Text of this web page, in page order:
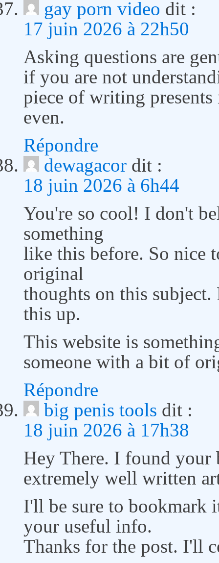
gay porn video dit :
17 juin 2026 à 22h50
Asking questions are
if you are not
piece of writing
even.
Répondre
dewagacor dit :
18 juin 2026 à 6h44
You're so cool! I don't
something
like this before. So nice
original
thoughts on this
this up.
This website is
someone with a bit of
Répondre
big penis tools dit :
18 juin 2026 à 17h38
Hey There. I found your
extremely well written
I'll be sure to bookmark
your useful info.
Thanks for the post. I'll